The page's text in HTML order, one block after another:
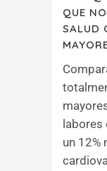
QUE
SALUD
un 12%